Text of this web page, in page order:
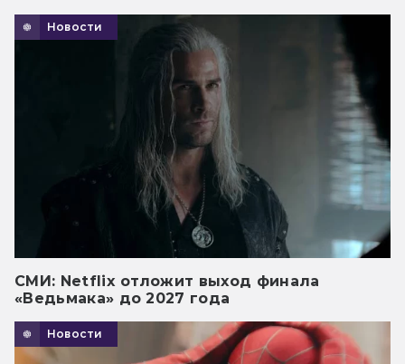
Новости
СМИ: Netflix отложит выход финала
«Ведьмака» до 2027 года
Новости